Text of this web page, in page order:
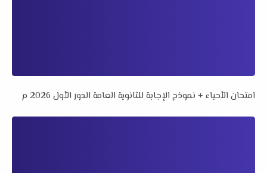
امتحان الأحياء + نموذج الإجابة للثانوية العامة الدور الأول 2026 م